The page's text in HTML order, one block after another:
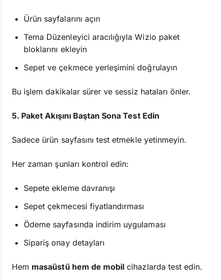
Ürün sayfalarını açın
Tema Düzenleyici aracılığıyla Wizio paket
bloklarını ekleyin
Sepet ve çekmece yerleşimini doğrulayın
Bu işlem dakikalar sürer ve sessiz hataları önler.
5. Paket Akışını Baştan Sona Test Edin
Sadece ürün sayfasını test etmekle yetinmeyin.
Her zaman şunları kontrol edin:
Sepete ekleme davranışı
Sepet çekmecesi fiyatlandırması
Ödeme sayfasında indirim uygulaması
Sipariş onay detayları
Hem masaüstü hem de mobil cihazlarda test edin.